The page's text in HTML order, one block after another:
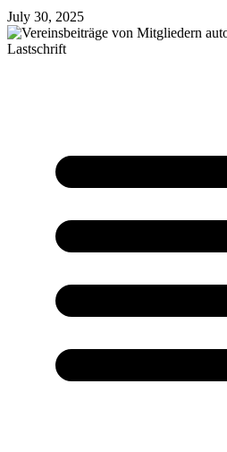
July 30, 2025